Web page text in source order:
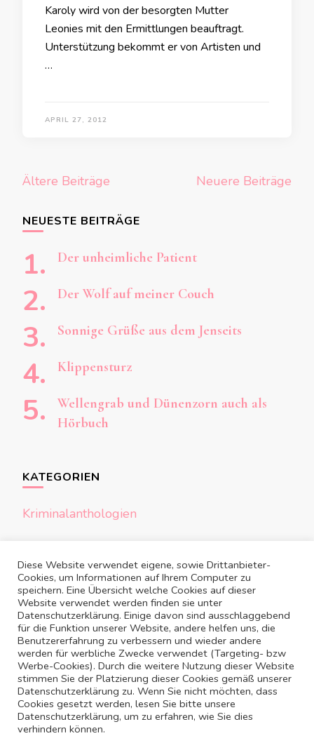
Karoly wird von der besorgten Mutter
Leonies mit den Ermittlungen beauftragt.
Unterstützung bekommt er von Artisten und
…
APRIL 27, 2012
Beitragsnavigation
Ältere Beiträge Neuere Beiträge
NEUESTE BEITRÄGE
Der unheimliche Patient
Der Wolf auf meiner Couch
Sonnige Grüße aus dem Jenseits
Klippensturz
Wellengrab und Dünenzorn auch als
Hörbuch
KATEGORIEN
Kriminalanthologien
News
Übersetzungen
Copyright 2023 by Edith Kneifl |
KONTAKT DATENSCHUTZ IMPRESSUM
Diese Website verwendet eigene, sowie Drittanbieter-
Cookies, um Informationen auf Ihrem Computer zu
speichern. Eine Übersicht welche Cookies auf dieser
Website verwendet werden finden sie unter
Datenschutzerklärung. Einige davon sind ausschlaggebend
für die Funktion unserer Website, andere helfen uns, die
Benutzererfahrung zu verbessern und wieder andere
werden für werbliche Zwecke verwendet (Targeting- bzw
Werbe-Cookies). Durch die weitere Nutzung dieser Website
stimmen Sie der Platzierung dieser Cookies gemäß unserer
Datenschutzerklärung zu. Wenn Sie nicht möchten, dass
Cookies gesetzt werden, lesen Sie bitte unsere
Datenschutzerklärung, um zu erfahren, wie Sie dies
verhindern können.